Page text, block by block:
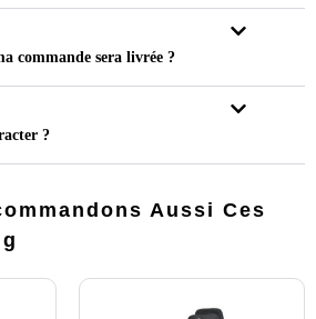
commande sera livrée ?
?
Aussi Ces